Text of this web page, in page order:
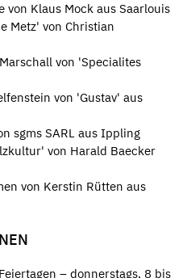
von Klaus Mock aus Saarlouis
Metz' von Christian
von 'Specialites
von 'Gustav' aus
sgms SARL aus Ippling
von Harald Baecker
von Kerstin Rütten aus
– donnerstags, 8 bis